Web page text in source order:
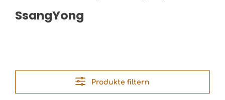
SsangYong
Produkte filtern